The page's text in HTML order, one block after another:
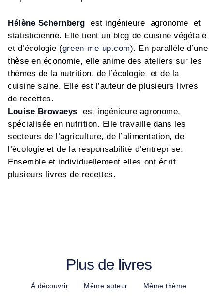
Hélène Schernbergest ingénieure agronome et
statisticienne. Elle tient un blog de cuisine végétale
et d’écologie (green-me-up.com). En parallèle d’une
thèse en économie, elle anime des ateliers sur les
thèmes de la nutrition, de l’écologie et de la
cuisine saine. Elle est l’auteur de plusieurs livres
de recettes.
Louise Browaeys est ingénieure agronome,
spécialisée en nutrition. Elle travaille dans les
secteurs de l’agriculture, de l’alimentation, de
l’écologie et de la responsabilité d’entreprise.
Ensemble et individuellement elles ont écrit
plusieurs livres de recettes.
Plus de livres
À découvrir Même auteur Même thème